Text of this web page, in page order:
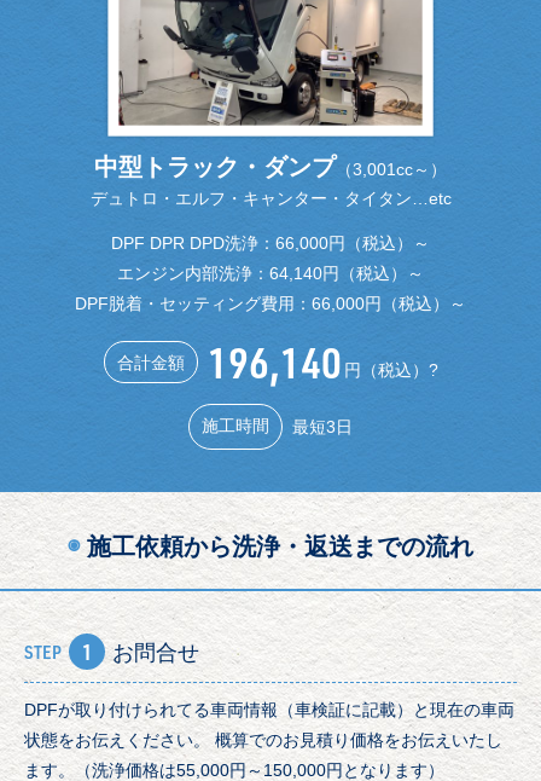
中型トラック・ダンプ （3,001cc～）
デュトロ・エルフ・キャンター・タイタン…etc
DPF DPR DPD洗浄：66,000円（税込）～
エンジン内部洗浄：64,140円（税込）～
DPF脱着・セッティング費用：66,000円（税込）～
合計金額 196,140 円（税込）?
施工時間 最短3日
◉施工依頼から洗浄・返送までの流れ
STEP 1 お問合せ
DPFが取り付けられてる車両情報（車検証に記載）と現在の車両
状態をお伝えください。 概算でのお見積り価格をお伝えいたし
ます。（洗浄価格は55,000円～150,000円となります）